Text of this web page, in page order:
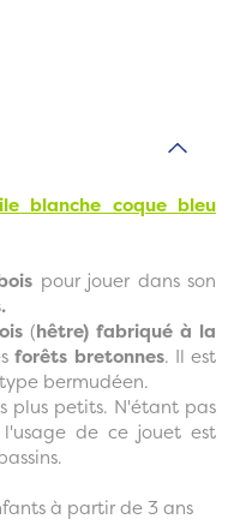
blanche coque bleu
pour jouer dans son
(hêtre) fabriqué à la
forêts bretonnes. Il est
bermudéen.
plus petits. N'étant pas
de ce jouet est
à partir de 3 ans